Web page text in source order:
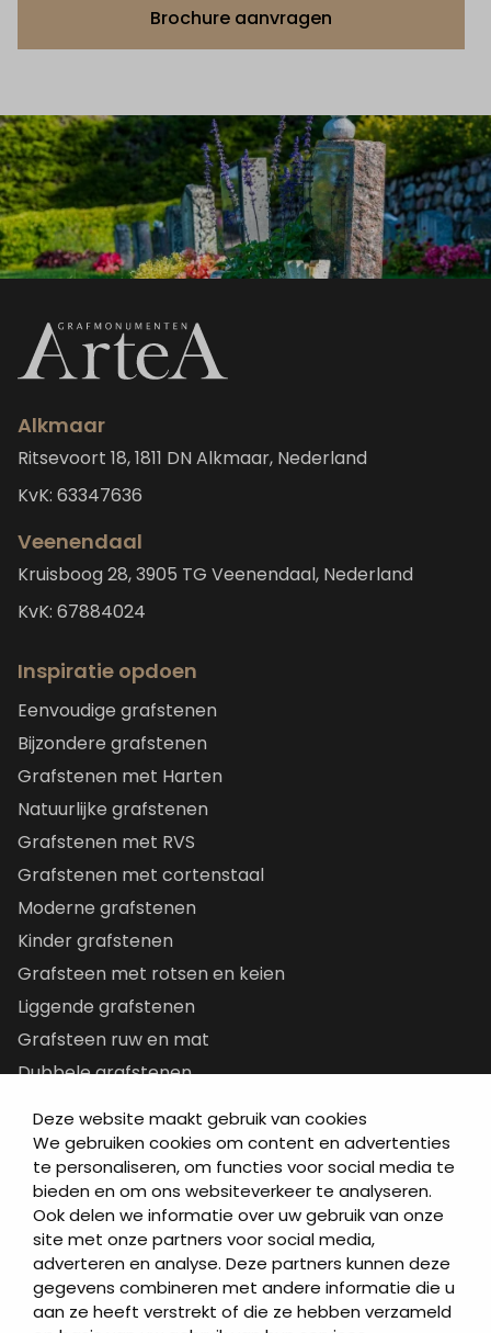
Deze website maakt gebruik van cookies
We gebruiken cookies om content en advertenties
te personaliseren, om functies voor social media te
bieden en om ons websiteverkeer te analyseren.
Ook delen we informatie over uw gebruik van onze
site met onze partners voor social media,
adverteren en analyse. Deze partners kunnen deze
gegevens combineren met andere informatie die u
aan ze heeft verstrekt of die ze hebben verzameld
Brochure aanvragen
Alkmaar
Ritsevoort 18, 1811 DN Alkmaar, Nederland
KvK: 63347636
Veenendaal
Kruisboog 28, 3905 TG Veenendaal, Nederland
KvK: 67884024
Inspiratie opdoen
Eenvoudige grafstenen
Bijzondere grafstenen
Grafstenen met Harten
Natuurlijke grafstenen
Grafstenen met RVS
Grafstenen met cortenstaal
Moderne grafstenen
Kinder grafstenen
Grafsteen met rotsen en keien
Liggende grafstenen
Grafsteen ruw en mat
Dubbele grafstenen
Letterplaten
Grafzerken kopen
Direct naar
Grafstenen
As artikelen